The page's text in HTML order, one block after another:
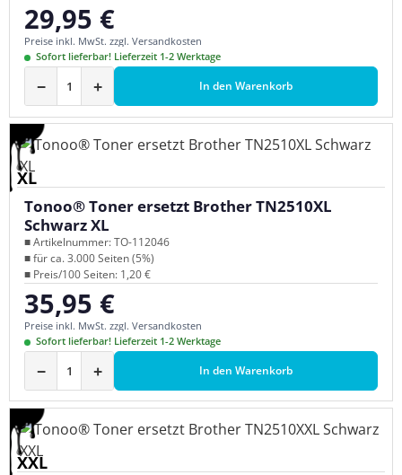
Regulärer Preis:
29,95 €
Preise inkl. MwSt. zzgl. Versandkosten
Sofort lieferbar! Lieferzeit 1-2 Werktage
− + In den Warenkorb
XL
Tonoo® Toner ersetzt Brother TN2510XL
Schwarz XL
■ Artikelnummer: TO-112046
■ für ca. 3.000 Seiten (5%)
■ Preis/100 Seiten: 1,20 €
Regulärer Preis:
35,95 €
Preise inkl. MwSt. zzgl. Versandkosten
Sofort lieferbar! Lieferzeit 1-2 Werktage
− + In den Warenkorb
XXL